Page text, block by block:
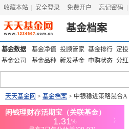
收藏本站 安全登录 免费开户 忘记密码
基金档案
基金数据 基金净值 投顾管家 基金排行 定投
基金公司
基金品种 新发基金 申购状态 分红
天天基金网 > 基金档案 > 中银稳进策略混合A